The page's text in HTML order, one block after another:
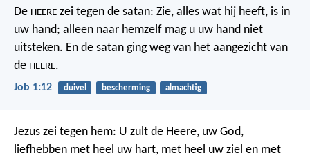
De HEERE zei tegen de satan: Zie, alles wat hij heeft, is in
uw hand; alleen naar hemzelf mag u uw hand niet
uitsteken. En de satan ging weg van het aangezicht van
de HEERE.
Job 1:12 duivel bescherming almachtig
Jezus zei tegen hem: U zult de Heere, uw God,
liefhebben met heel uw hart, met heel uw ziel en met